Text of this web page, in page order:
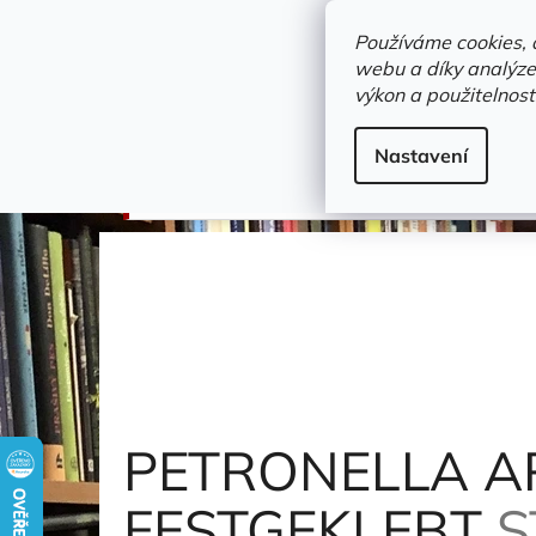
Používáme
webu a díky
výkon a
Nastavení
Novinky Trvalky a
cizojazyčné / other languages
PETRONELLA APFELMUS: VERTEXT UND
PETRONELLA